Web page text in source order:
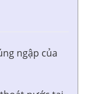
ngập của